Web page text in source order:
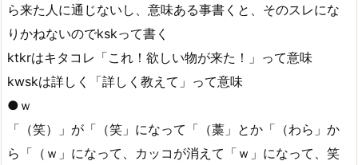
ら来た人に通じないし、意味ある事書くと、そのスレにな
りかねないのでkskって書く
ktkrはキタコレ「これ！欲しい物が来た！」って意味
kwskは詳しく「詳しく教えて」って意味
●ｗ
「（笑）」が「（笑」になって「（藁」とか「（わら」か
ら「（ｗ」になって、カッコが消えて「ｗ」になって、笑